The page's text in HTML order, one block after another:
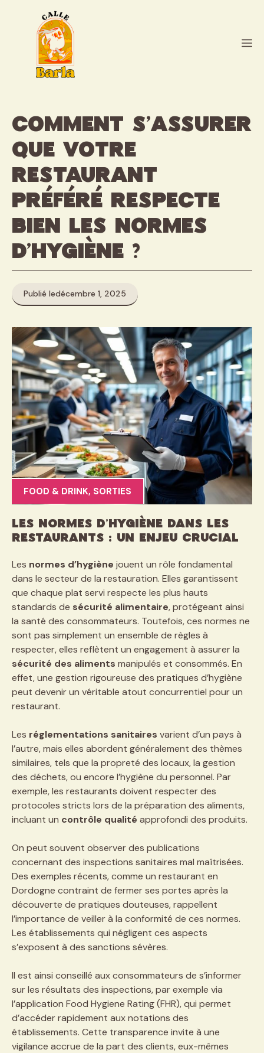
Comment s’assurer
que votre
restaurant
préféré respecte
bien les normes
d’hygiène ?
Publié ledécembre 1, 2025
FOOD & DRINK, SORTIES
Les normes d’hygiène dans les
restaurants : un enjeu crucial
Les normes d’hygiène jouent un rôle fondamental
dans le secteur de la restauration. Elles garantissent
que chaque plat servi respecte les plus hauts
standards de sécurité alimentaire, protégeant ainsi
la santé des consommateurs. Toutefois, ces normes ne
sont pas simplement un ensemble de règles à
respecter, elles reflètent un engagement à assurer la
sécurité des aliments manipulés et consommés. En
effet, une gestion rigoureuse des pratiques d’hygiène
peut devenir un véritable atout concurrentiel pour un
restaurant.
Les réglementations sanitaires varient d’un pays à
l’autre, mais elles abordent généralement des thèmes
similaires, tels que la propreté des locaux, la gestion
des déchets, ou encore l’hygiène du personnel. Par
exemple, les restaurants doivent respecter des
protocoles stricts lors de la préparation des aliments,
incluant un contrôle qualité approfondi des produits.
On peut souvent observer des publications
concernant des inspections sanitaires mal maîtrisées.
Des exemples récents, comme un restaurant en
Dordogne contraint de fermer ses portes après la
découverte de pratiques douteuses, rappellent
l’importance de veiller à la conformité de ces normes.
Les établissements qui négligent ces aspects
s’exposent à des sanctions sévères.
Il est ainsi conseillé aux consommateurs de s’informer
sur les résultats des inspections, par exemple via
l’application Food Hygiene Rating (FHR), qui permet
d’accéder rapidement aux notations des
établissements. Cette transparence invite à une
vigilance accrue de la part des clients, eux-mêmes